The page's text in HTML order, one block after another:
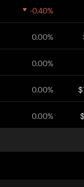
-0.40%
0.00%
0.00%
0.00%
0.00%